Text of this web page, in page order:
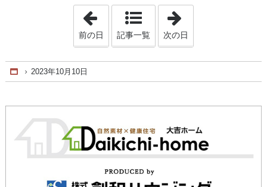
「2023年10月 5日」
前の日 記事一覧 次の日
Home
2023年10月10日